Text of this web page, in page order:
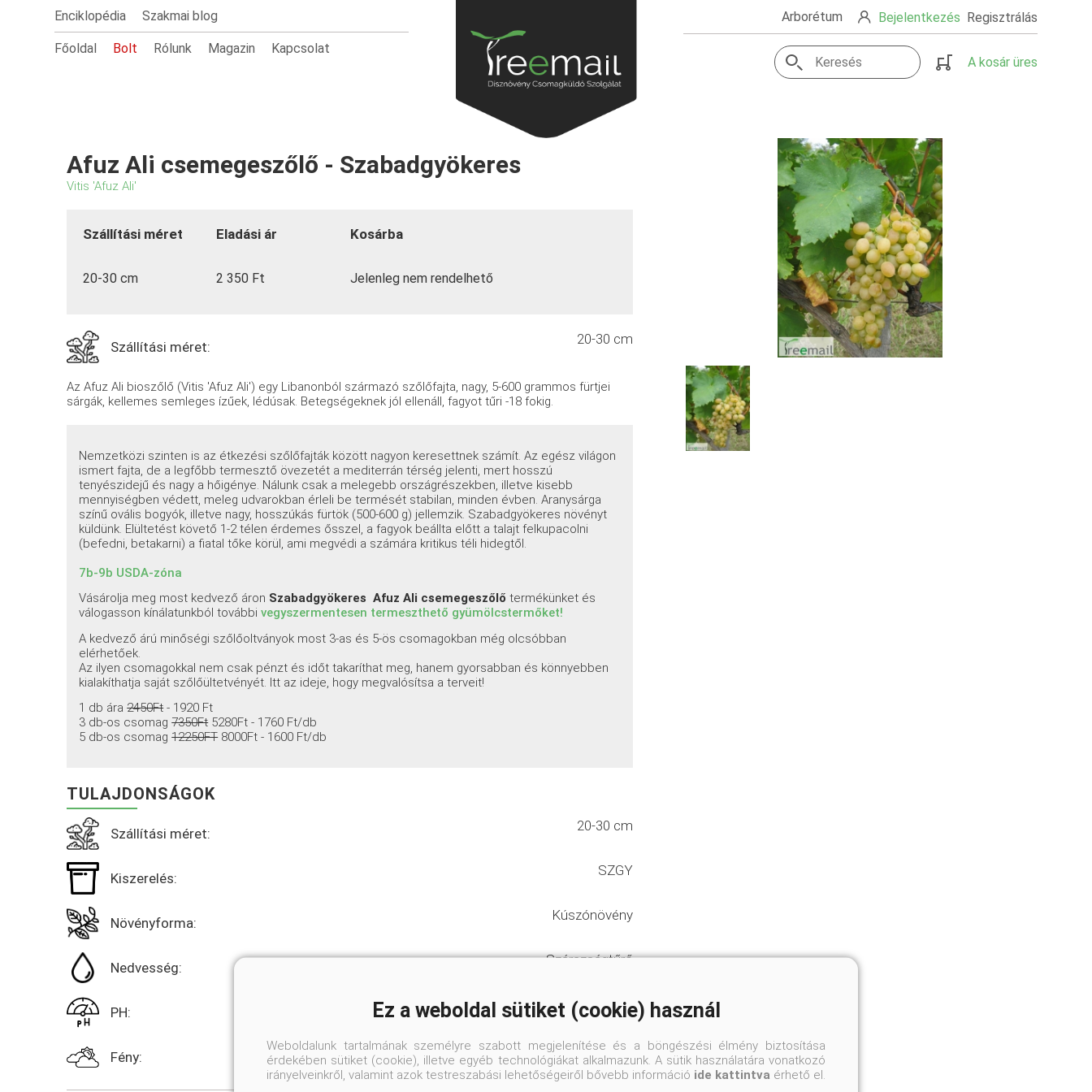
Enciklopédia Szakmai blog
Főoldal Bolt Rólunk Magazin Kapcsolat
Arborétum Bejelentkezés Regisztrálás
A kosár üres
Afuz Ali csemegeszőlő - Szabadgyökeres
Vitis 'Afuz Ali'
Szállítási méret Eladási ár Kosárba
20-30 cm 2 350 Ft Jelenleg nem rendelhető
Szállítási méret: 20-30 cm
Az Afuz Ali bioszőlő (Vitis 'Afuz Ali') egy Libanonból származó szőlőfajta, nagy, 5-600 grammos fürtjei
sárgák, kellemes semleges ízűek, lédúsak. Betegségeknek jól ellenáll, fagyot tűri -18 fokig.
Nemzetközi szinten is az étkezési szőlőfajták között nagyon keresettnek számít. Az egész világon
ismert fajta, de a legfőbb termesztő övezetét a mediterrán térség jelenti, mert hosszú
tenyészidejű és nagy a hőigénye. Nálunk csak a melegebb országrészekben, illetve kisebb
mennyiségben védett, meleg udvarokban érleli be termését stabilan, minden évben. Aranysárga
színű ovális bogyók, illetve nagy, hosszúkás fürtök (500-600 g) jellemzik. Szabadgyökeres növényt
küldünk. Elültetést követő 1-2 télen érdemes ősszel, a fagyok beállta előtt a talajt felkupacolni
(befedni, betakarni) a fiatal tőke körül, ami megvédi a számára kritikus téli hidegtől.
7b-9b USDA-zóna
Vásárolja meg most kedvező áron SzabadgyökeresAfuz Ali csemegeszőlő termékünket és
válogasson kínálatunkból továbbivegyszermentesen termeszthető gyümölcstermőket!
A kedvező árú minőségi szőlőoltványok most 3-as és 5-ös csomagokban még olcsóbban
elérhetőek.
Az ilyen csomagokkal nem csak pénzt és időt takaríthat meg, hanem gyorsabban és könnyebben
kialakíthatja saját szőlőültetvényét. Itt az ideje, hogy megvalósítsa a terveit!
1 db ára2450Ft- 1920 Ft
3 db-os csomag7350Ft5280Ft - 1760 Ft/db
5 db-os csomag12250FT8000Ft - 1600 Ft/db
TULAJDONSÁGOK
Szállítási méret: 20-30 cm
Kiszerelés: SZGY
Növényforma: Kúszónövény
Nedvesség: Szárazságtűrő
PH: Talajban nem válogat
Fény: Napos helyre
Ez a weboldal sütiket (cookie) használ
Weboldalunk tartalmának személyre szabott megjelenítése és a böngészési élmény biztosítása
érdekében sütiket (cookie), illetve egyéb technológiákat alkalmazunk. A sütik használatára vonatkozó
irányelveinkről, valamint azok testreszabási lehetőségeiről bővebb információ ide kattintva érhető el.